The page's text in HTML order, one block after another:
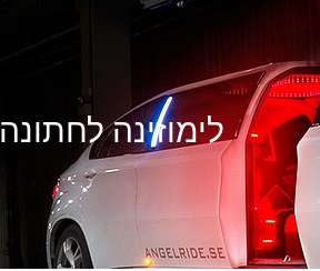
לימוזינה